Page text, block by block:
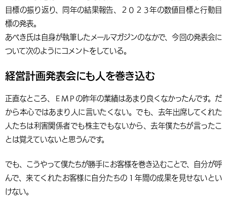
目標の振り返り、同年の結果報告、２０２３年の数値目標と行動目
標の発表。
あべき氏は自身が執筆したメールマガジンのなかで、今回の発表会に
ついて次のようにコメントをしている。
経営計画発表会にも人を巻き込む
正直なところ、ＥＭＰの昨年の業績はあまり良くなかったんです。だ
から本心ではあまり人に言いたくない。でも、去年出席してくれた
人たちは利害関係者でも株主でもないから、去年僕たちが言ったこ
とは覚えていないと思うんです。
でも、こうやって僕たちが勝手にお客様を巻き込むことで、自分が呼
んで、来てくれたお客様に自分たちの１年間の成果を見せないとい
けない。